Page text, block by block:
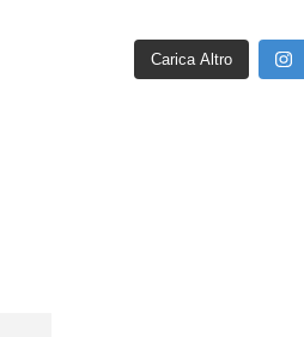
Carica Altro